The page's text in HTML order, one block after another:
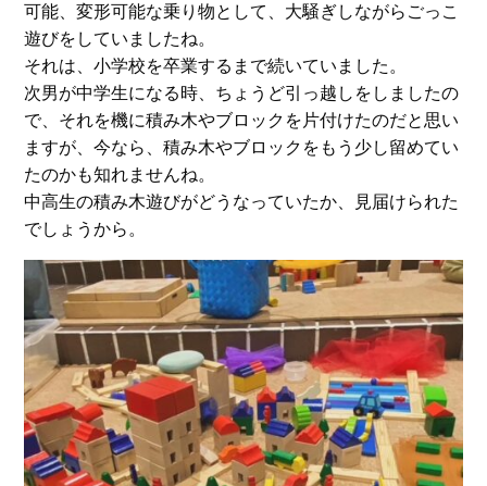
可能、変形可能な乗り物として、大騒ぎしながらごっこ
遊びをしていましたね。
それは、小学校を卒業するまで続いていました。
次男が中学生になる時、ちょうど引っ越しをしましたの
で、それを機に積み木やブロックを片付けたのだと思い
ますが、今なら、積み木やブロックをもう少し留めてい
たのかも知れませんね。
中高生の積み木遊びがどうなっていたか、見届けられた
でしょうから。